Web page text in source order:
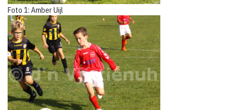
Foto 1: Amber Uijl